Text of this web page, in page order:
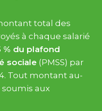
total des
à chaque salarié
% du plafond
sociale (PMSS) par
Tout montant au-
aux